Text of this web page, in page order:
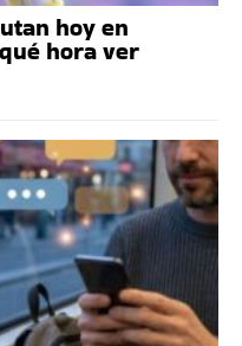
hoy en
hora ver